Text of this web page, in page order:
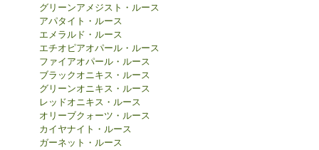
グリーンアメジスト・ルース
アパタイト・ルース
エメラルド・ルース
エチオピアオパール・ルース
ファイアオパール・ルース
ブラックオニキス・ルース
グリーンオニキス・ルース
レッドオニキス・ルース
オリーブクォーツ・ルース
カイヤナイト・ルース
ガーネット・ルース